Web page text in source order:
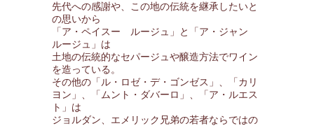
先代への感謝や、この地の伝統を継承したいと
の思いから
「ア・ペイスー ルージュ」と「ア・ジャン
ルージュ」は
土地の伝統的なセパージュや醸造方法でワイン
を造っている。
その他の「ル・ロゼ・デ・ゴンゼス」、「カリ
ヨン」、「ムント・ダバーロ」、「ア・ルエス
ト」は
ジョルダン、エメリック兄弟の若者ならではの